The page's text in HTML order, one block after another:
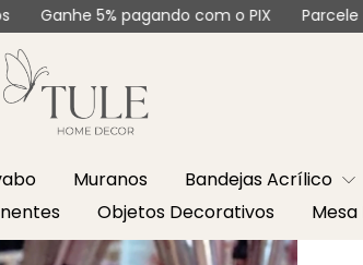
pagando com o PIX Parcele em até 6X
Muranos Bandejas Acrílico
Objetos Decorativos